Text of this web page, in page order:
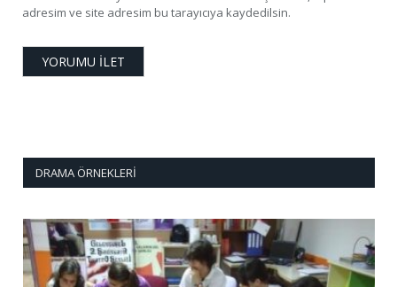
adresim ve site adresim bu tarayıcıya kaydedilsin.
DRAMA ÖRNEKLERI